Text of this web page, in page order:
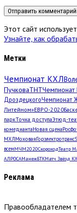
Этот сайт
Узнайте, как
Метки
Чемпионат КХЛ
ПучковаТНТЧемпионат
ДроздецкогоЧемпионат
Литейном»ЕВРО-2020
паркТочка доступаЭтюд-
комедиантаНовая сцена
МХЛМоховаяГорэлектротранс
всемМЧМ2020СкороходТеатр
АЛРОСАМанежБТКМатч Звёзд
Реклама
Правообладателем